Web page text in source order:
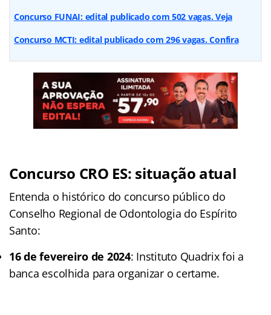
Concurso FUNAI: edital publicado com 502 vagas. Veja
Concurso MCTI: edital publicado com 296 vagas. Confira
Concurso CRO ES: situação atual
Entenda o histórico do concurso público do
Conselho Regional de Odontologia do Espírito
Santo:
16 de fevereiro de 2024: Instituto Quadrix foi a
banca escolhida para organizar o certame.